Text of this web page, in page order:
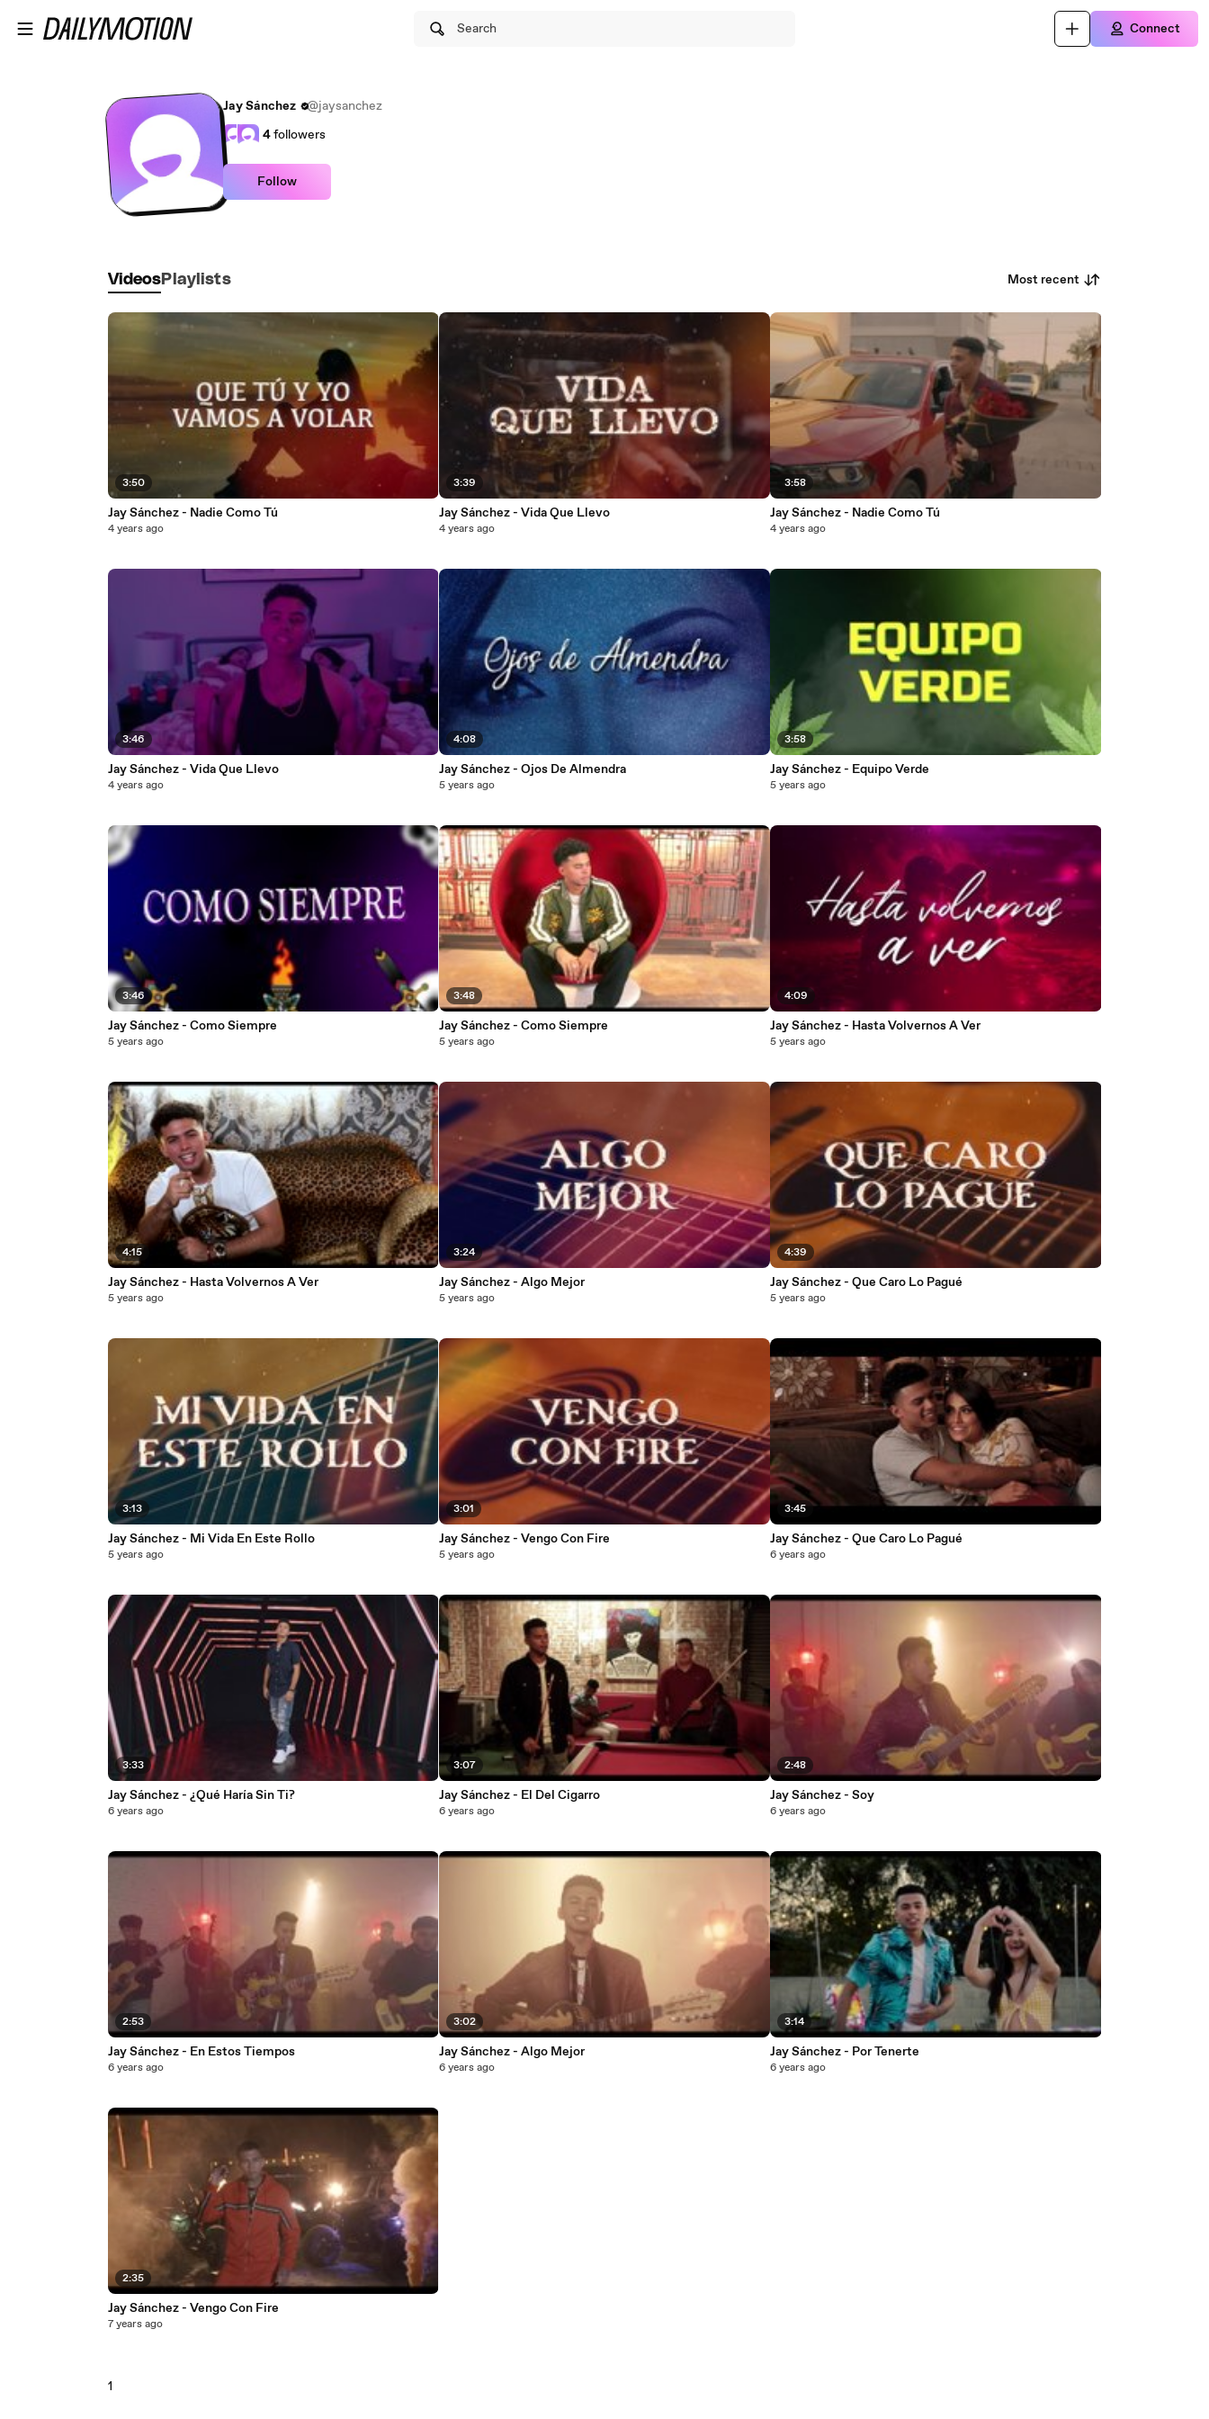
Search Connect
Jay Sánchez
@jaysanchez
4followers
Follow
Videos Playlists Most recent
3:50
Jay Sánchez - Nadie Como Tú
4 years ago
3:46
Jay Sánchez - Vida Que Llevo
4 years ago
3:46
Jay Sánchez - Como Siempre
5 years ago
4:15
Jay Sánchez - Hasta Volvernos A Ver
5 years ago
3:13
Jay Sánchez - Mi Vida En Este Rollo
5 years ago
3:33
Jay Sánchez - ¿Qué Haría Sin Ti?
6 years ago
2:53
Jay Sánchez - En Estos Tiempos
6 years ago
2:35
Jay Sánchez - Vengo Con Fire
7 years ago
3:39
Jay Sánchez - Vida Que Llevo
4 years ago
4:08
Jay Sánchez - Ojos De Almendra
5 years ago
3:48
Jay Sánchez - Como Siempre
5 years ago
3:24
Jay Sánchez - Algo Mejor
5 years ago
3:01
Jay Sánchez - Vengo Con Fire
5 years ago
3:07
Jay Sánchez - El Del Cigarro
6 years ago
3:02
Jay Sánchez - Algo Mejor
6 years ago
3:58
Jay Sánchez - Nadie Como Tú
4 years ago
3:58
Jay Sánchez - Equipo Verde
5 years ago
4:09
Jay Sánchez - Hasta Volvernos A Ver
5 years ago
4:39
Jay Sánchez - Que Caro Lo Pagué
5 years ago
3:45
Jay Sánchez - Que Caro Lo Pagué
6 years ago
2:48
Jay Sánchez - Soy
6 years ago
3:14
Jay Sánchez - Por Tenerte
6 years ago
1